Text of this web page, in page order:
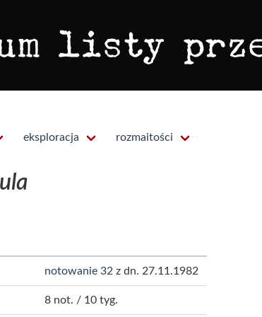
eksploracja rozmaitości
notowanie 32 z dn. 27.11.1982
8 not. / 10 tyg.